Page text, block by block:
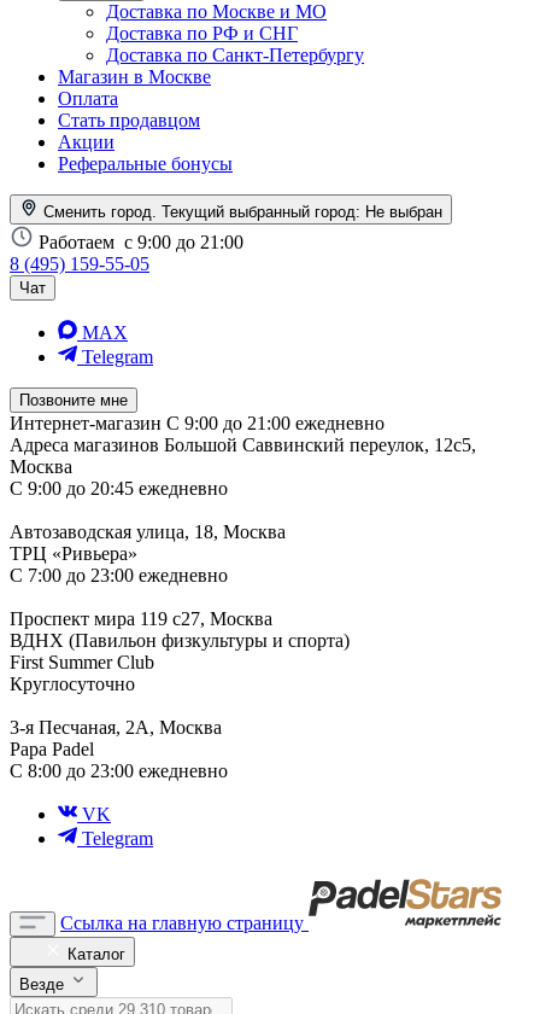
Доставка по Москве и МО
Доставка по РФ и СНГ
Доставка по Санкт-Петербургу
Магазин в Москве
Оплата
Стать продавцом
Акции
Реферальные бонусы
Сменить город. Текущий выбранный город: Не выбран
Работаем с 9:00 до 21:00
8 (495) 159-55-05
Чат
MAX
Telegram
Позвоните мне
Интернет-магазин С 9:00 до 21:00 ежедневно
Адреса магазинов Большой Саввинский переулок, 12с5,
Москва
С 9:00 до 20:45 ежедневно
Автозаводская улица, 18, Москва
ТРЦ «Ривьера»
С 7:00 до 23:00 ежедневно
Проспект мира 119 с27, Москва
ВДНХ (Павильон физкультуры и спорта)
First Summer Club
Круглосуточно
3-я Песчаная, 2А, Москва
Papa Padel
С 8:00 до 23:00 ежедневно
VK
Telegram
Ссылка на главную страницу
Каталог
Везде